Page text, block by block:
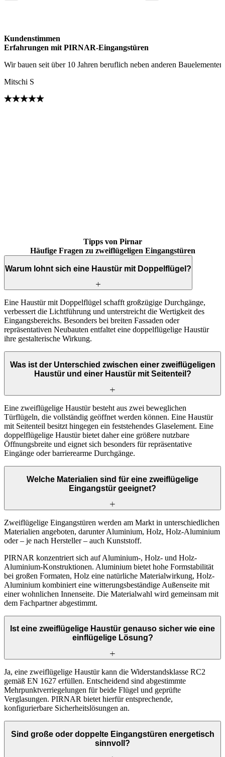
Kundenstimmen
Erfahrungen mit PIRNAR-Eingangstüren
Wir bauen seit über 10 Jahren beruflich neben anderen
Mitschi S
Tipps von Pirnar
Häufige Fragen zu zweiflügeligen Eingangstüren
Warum lohnt sich eine Haustür mit Doppelflügel?
Eine Haustür mit Doppelflügel schafft großzügige Durchgänge,
verbessert die Lichtführung und unterstreicht die Wertigkeit des
Eingangsbereichs. Besonders bei breiten Fassaden oder
repräsentativen Neubauten entfaltet eine doppelflügelige Haustür
ihre gestalterische Wirkung.
Was ist der Unterschied zwischen einer zweiflügeligen
Haustür und einer Haustür mit Seitenteil?
Eine zweiflügelige Haustür besteht aus zwei beweglichen
Türflügeln, die vollständig geöffnet werden können. Eine Haustür
mit Seitenteil besitzt hingegen ein feststehendes Glaselement. Eine
doppelflügelige Haustür bietet daher eine größere nutzbare
Öffnungsbreite und eignet sich besonders für repräsentative
Eingänge oder barrierearme Durchgänge.
Welche Materialien sind für eine zweiflügelige
Eingangstür geeignet?
Zweiflügelige Eingangstüren werden am Markt in unterschiedlichen
Materialien angeboten, darunter Aluminium, Holz, Holz-Aluminium
oder – je nach Hersteller – auch Kunststoff.
PIRNAR konzentriert sich auf Aluminium-, Holz- und Holz-
Aluminium-Konstruktionen. Aluminium bietet hohe Formstabilität
bei großen Formaten, Holz eine natürliche Materialwirkung, Holz-
Aluminium kombiniert eine witterungsbeständige Außenseite mit
einer wohnlichen Innenseite. Die Materialwahl wird gemeinsam mit
dem Fachpartner abgestimmt.
Ist eine zweiflügelige Haustür genauso sicher wie eine
einflügelige Lösung?
Ja, eine zweiflügelige Haustür kann die Widerstandsklasse RC2
gemäß EN 1627 erfüllen. Entscheidend sind abgestimmte
Mehrpunktverriegelungen für beide Flügel und geprüfte
Verglasungen. PIRNAR bietet hierfür entsprechende,
konfigurierbare Sicherheitslösungen an.
Sind große oder doppelte Eingangstüren energetisch
sinnvoll?